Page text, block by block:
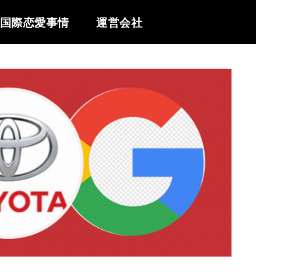
国際恋愛事情 運営会社